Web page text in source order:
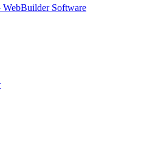
WebBuilder Software